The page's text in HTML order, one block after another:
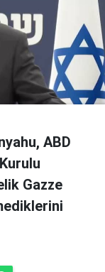
ABD
Gazze